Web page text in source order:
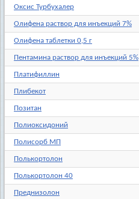
Оксис Турбухалер
Олифена раствор для инъекций 7%
Олифена таблетки 0,5 г
Пентамина раствор для инъекций 5%
Платифиллин
Плибекот
Позитан
Полиоксидоний
Полисорб МП
Полькортолон
Полькортолон 40
Преднизолон